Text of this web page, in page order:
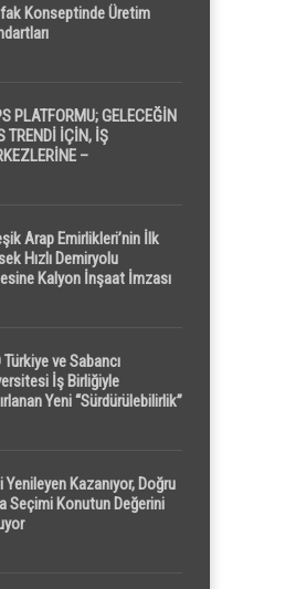
Konseptinde Üretim
PLATFORMU; GELECEĞİN
TRENDİ İÇİN, İŞ
–
Arap Emirlikleri’nin İlk
Hızlı Demiryolu
Kalyon İnşaat İmzası
Türkiye ve Sabancı
İş Birliğiyle
Yeni “Sürdürülebilirlik”
Yenileyen Kazanıyor, Doğru
Seçimi Konutun Değerini